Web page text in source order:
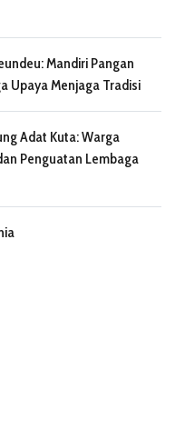
Mandiri Pangan
Upaya Menjaga Tradisi
Adat Kuta: Warga
Penguatan Lembaga